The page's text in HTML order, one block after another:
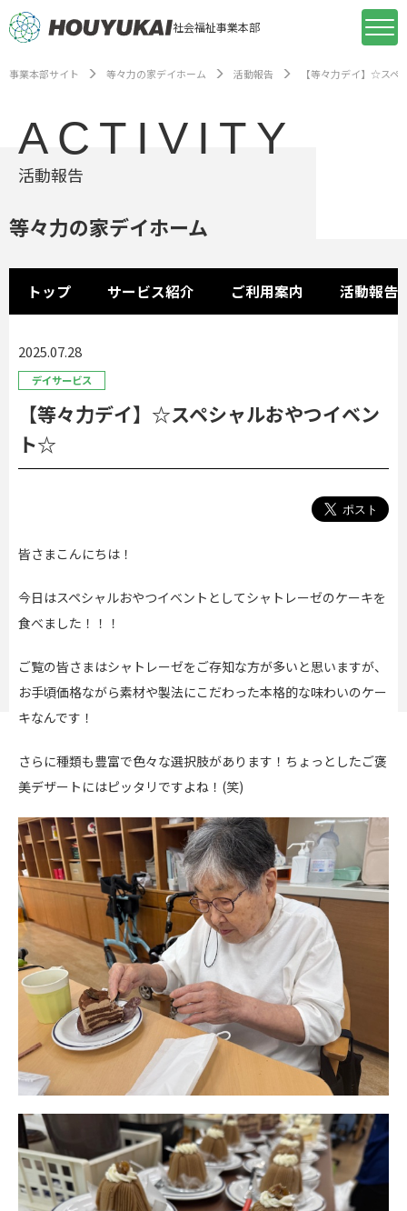
社会福祉事業本部
事業本部サイト 等々力の家デイホーム 活動報告 【等々力デイ】☆ス
ACTIVITY
活動報告
等々力の家デイホーム
トップ サービス紹介 ご利用案内 活動報告
2025.07.28
デイサービス
【等々力デイ】☆スペシャルおやつイベン
ト☆
皆さまこんにちは！
今日はスペシャルおやつイベントとしてシャトレーゼのケーキを
食べました！！！
ご覧の皆さまはシャトレーゼをご存知な方が多いと思いますが、
お手頃価格ながら素材や製法にこだわった本格的な味わいのケー
キなんです！
さらに種類も豊富で色々な選択肢があります！ちょっとしたご褒
美デザートにはピッタリですよね！(笑)